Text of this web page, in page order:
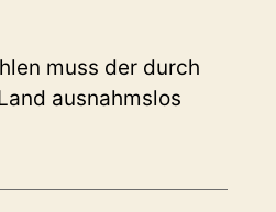
muss der durch
ausnahmslos